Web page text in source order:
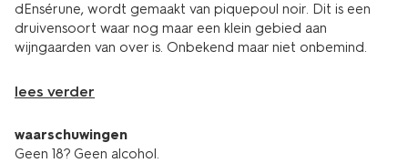
dEnsérune, wordt gemaakt van piquepoul noir. Dit is een
druivensoort waar nog maar een klein gebied aan
wijngaarden van over is. Onbekend maar niet onbemind.
lees verder
waarschuwingen
Geen 18? Geen alcohol.